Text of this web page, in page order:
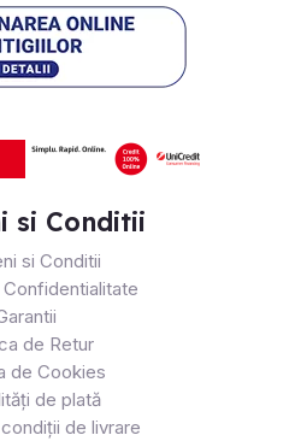
si Conditii
si Conditii
de Retur
de Cookies
de plată
de livrare